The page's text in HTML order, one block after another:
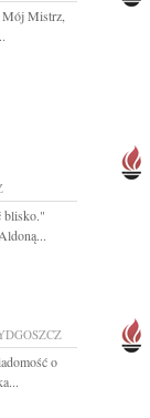
Mistrz,
blisko."
o